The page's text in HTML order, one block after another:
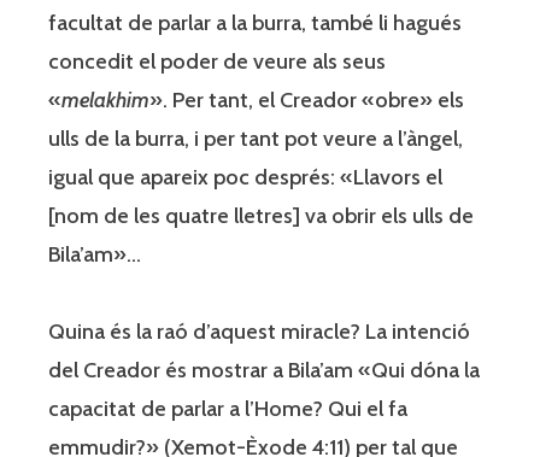
facultat de parlar a la burra, també li hagués
concedit el poder de veure als seus
«melakhim». Per tant, el Creador «obre» els
ulls de la burra, i per tant pot veure a l’àngel,
igual que apareix poc després: «Llavors el
[nom de les quatre lletres] va obrir els ulls de
Bila’am»…
Quina és la raó d’aquest miracle? La intenció
del Creador és mostrar a Bila’am «Qui dóna la
capacitat de parlar a l’Home? Qui el fa
emmudir?» (Xemot-Èxode 4:11) per tal que